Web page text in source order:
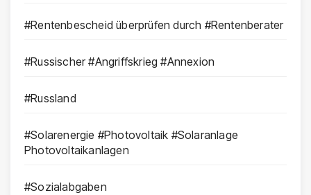
#Rentenbescheid überprüfen durch #Rentenberater
#Russischer #Angriffskrieg #Annexion
#Russland
#Solarenergie #Photovoltaik #Solaranlage
Photovoltaikanlagen
#Sozialabgaben